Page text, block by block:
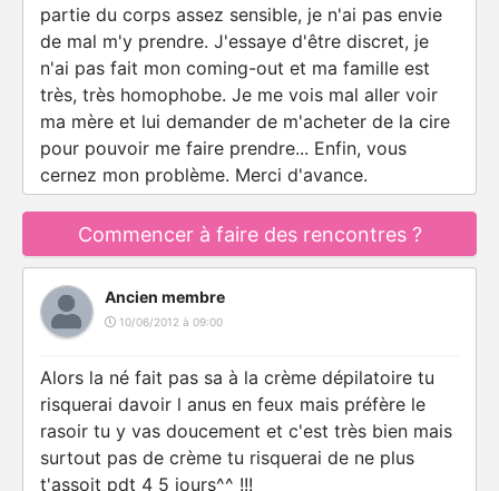
partie du corps assez sensible, je n'ai pas envie
de mal m'y prendre. J'essaye d'être discret, je
n'ai pas fait mon coming-out et ma famille est
très, très homophobe. Je me vois mal aller voir
ma mère et lui demander de m'acheter de la cire
pour pouvoir me faire prendre... Enfin, vous
cernez mon problème. Merci d'avance.
Commencer à faire des rencontres ?
Ancien membre
10/06/2012 à 09:00
Alors la né fait pas sa à la crème dépilatoire tu
risquerai davoir l anus en feux mais préfère le
rasoir tu y vas doucement et c'est très bien mais
surtout pas de crème tu risquerai de ne plus
t'assoit pdt 4 5 jours^^ !!!